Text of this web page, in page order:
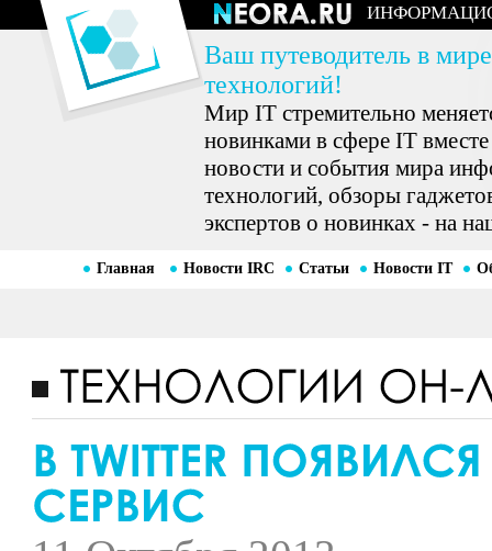
Ваш путеводитель в
технологий!
Мир IT стремительно
новинками в сфере IT
новости и события мира
технологий, обзоры
экспертов о новинках - на
Главная Новости IRC Статьи Новости IT